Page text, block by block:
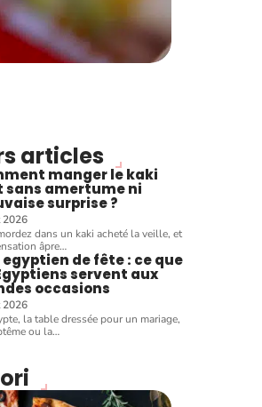
articles
manger le kaki
sans amertume ni
surprise ?
2026
dans un kaki acheté la veille, et
âpre…
de fête : ce que
servent aux
occasions
2026
la table dressée pour un mariage,
ou la…